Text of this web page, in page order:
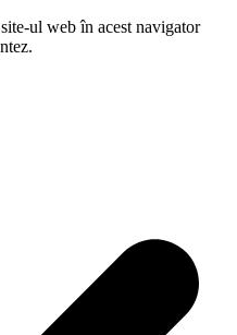
ul web în acest navigator